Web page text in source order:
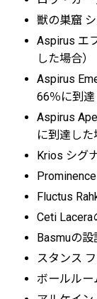
獣の巣窟
Aspirus エ
した場合）
Aspirus
66％に到達
Aspirus
に到達した
Krios シグ
Fluctus
Ceti Lacera
Basmuの設
スタンス
ボールル